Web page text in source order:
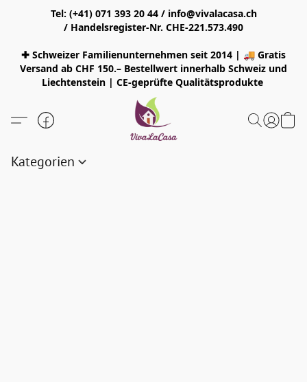
Tel: (+41) 071 393 20 44 / info@vivalacasa.ch
/ Handelsregister-Nr. CHE-221.573.490
✚ Schweizer Familienunternehmen seit 2014 | 🚚 Gratis
Versand ab CHF 150.– Bestellwert innerhalb Schweiz und
Liechtenstein | CE-geprüfte Qualitätsprodukte
Kategorien